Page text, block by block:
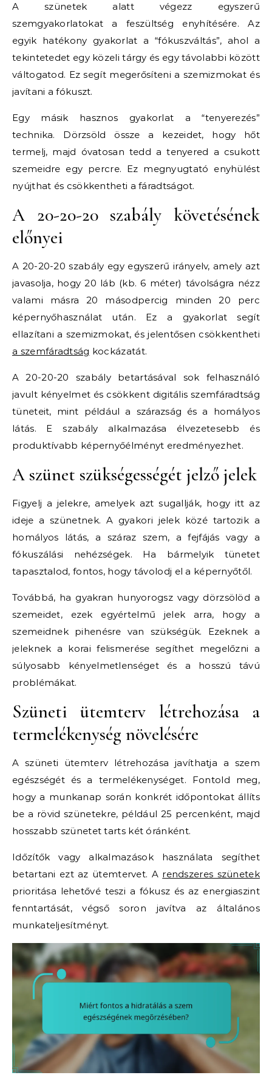
A szünetek alatt végezz egyszerű
szemgyakorlatokat a feszültség enyhítésére. Az
egyik hatékony gyakorlat a “fókuszváltás”, ahol a
tekintetedet egy közeli tárgy és egy távolabbi között
váltogatod. Ez segít megerősíteni a szemizmokat és
javítani a fókuszt.
Egy másik hasznos gyakorlat a “tenyerezés”
technika. Dörzsöld össze a kezeidet, hogy hőt
termelj, majd óvatosan tedd a tenyered a csukott
szemeidre egy percre. Ez megnyugtató enyhülést
nyújthat és csökkentheti a fáradtságot.
A 20-20-20 szabály követésének
előnyei
A 20-20-20 szabály egy egyszerű irányelv, amely azt
javasolja, hogy 20 láb (kb. 6 méter) távolságra nézz
valami másra 20 másodpercig minden 20 perc
képernyőhasználat után. Ez a gyakorlat segít
ellazítani a szemizmokat, és jelentősen csökkentheti
a szemfáradtság kockázatát.
A 20-20-20 szabály betartásával sok felhasználó
javult kényelmet és csökkent digitális szemfáradtság
tüneteit, mint például a szárazság és a homályos
látás. E szabály alkalmazása élvezetesebb és
produktívabb képernyőélményt eredményezhet.
A szünet szükségességét jelző jelek
Figyelj a jelekre, amelyek azt sugallják, hogy itt az
ideje a szünetnek. A gyakori jelek közé tartozik a
homályos látás, a száraz szem, a fejfájás vagy a
fókuszálási nehézségek. Ha bármelyik tünetet
tapasztalod, fontos, hogy távolodj el a képernyőtől.
Továbbá, ha gyakran hunyorogsz vagy dörzsölöd a
szemeidet, ezek egyértelmű jelek arra, hogy a
szemeidnek pihenésre van szükségük. Ezeknek a
jeleknek a korai felismerése segíthet megelőzni a
súlyosabb kényelmetlenséget és a hosszú távú
problémákat.
Szüneti ütemterv létrehozása a
termelékenység növelésére
A szüneti ütemterv létrehozása javíthatja a szem
egészségét és a termelékenységet. Fontold meg,
hogy a munkanap során konkrét időpontokat állíts
be a rövid szünetekre, például 25 percenként, majd
hosszabb szünetet tarts két óránként.
Időzítők vagy alkalmazások használata segíthet
betartani ezt az ütemtervet. A rendszeres szünetek
prioritása lehetővé teszi a fókusz és az energiaszint
fenntartását, végső soron javítva az általános
munkateljesítményt.